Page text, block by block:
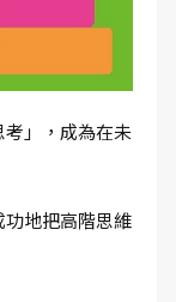
」，成為在未
地把高階思維